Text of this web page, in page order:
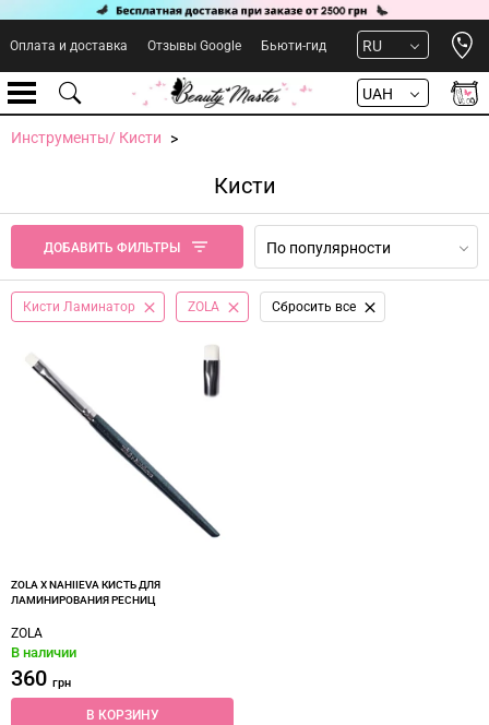
Оплата и доставка Отзывы Google Бьюти-гид RU
UAH
Инструменты/ Кисти
Кисти
ДОБАВИТЬ ФИЛЬТРЫ По популярности
Кисти Ламинатор ZOLA Сбросить все
ZOLA X NAHIIEVA КИСТЬ ДЛЯ
ЛАМИНИРОВАНИЯ РЕСНИЦ
ZOLA
В наличии
360 грн
В КОРЗИНУ